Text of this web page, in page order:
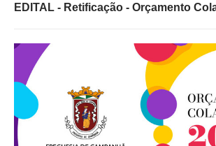
EDITAL - Retificação - Orçamento